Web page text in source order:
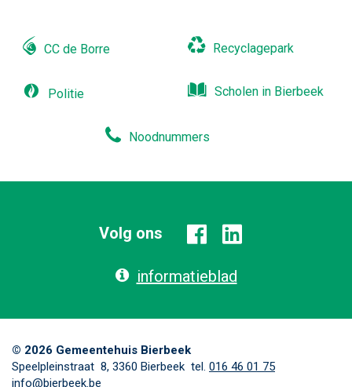
CC de Borre Recyclagepark
Politie Scholen in Bierbeek
Noodnummers
Volg ons FacebookLinkedin
informatieblad
© 2026 Gemeentehuis Bierbeek
Adres
Speelpleinstraat 8, ,3360 Bierbeek tel. 016 46 01 75
info@bierbeek.be